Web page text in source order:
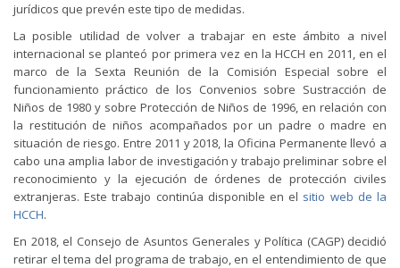
jurídicos que prevén este tipo de medidas.
La posible utilidad de volver a trabajar en este ámbito a nivel
internacional se planteó por primera vez en la HCCH en 2011, en el
marco de la Sexta Reunión de la Comisión Especial sobre el
funcionamiento práctico de los Convenios sobre Sustracción de
Niños de 1980 y sobre Protección de Niños de 1996, en relación con
la restitución de niños acompañados por un padre o madre en
situación de riesgo. Entre 2011 y 2018, la Oficina Permanente llevó a
cabo una amplia labor de investigación y trabajo preliminar sobre el
reconocimiento y la ejecución de órdenes de protección civiles
extranjeras. Este trabajo continúa disponible en el sitio web de la
HCCH.
En 2018, el Consejo de Asuntos Generales y Política (CAGP) decidió
retirar el tema del programa de trabajo, en el entendimiento de que